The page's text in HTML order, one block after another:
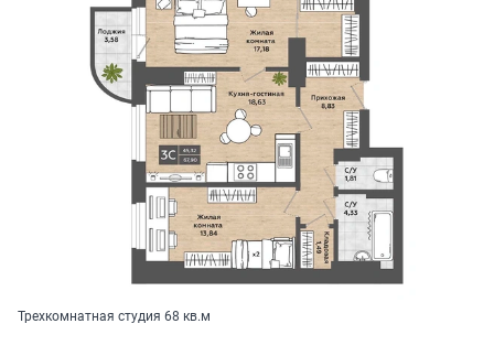
Трехкомнатная студия 68 кв.м